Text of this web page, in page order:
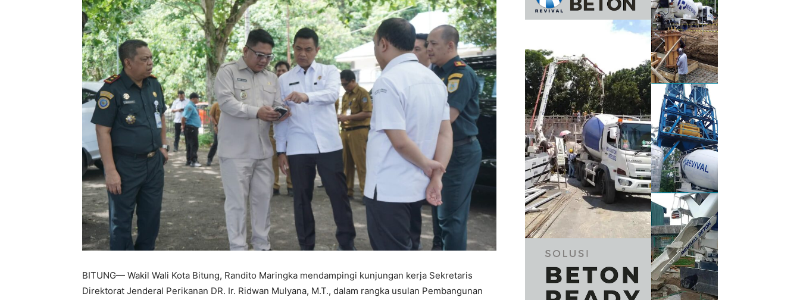
BITUNG— Wakil Wali Kota Bitung, Randito Maringka mendampingi kunjungan kerja Sekretaris
Direktorat Jenderal Perikanan DR. Ir. Ridwan Mulyana, M.T., dalam rangka usulan Pembangunan